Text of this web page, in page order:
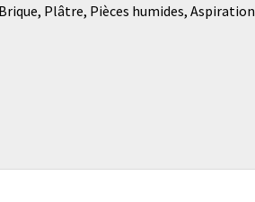
Plâtre, Pièces humides, Aspiration